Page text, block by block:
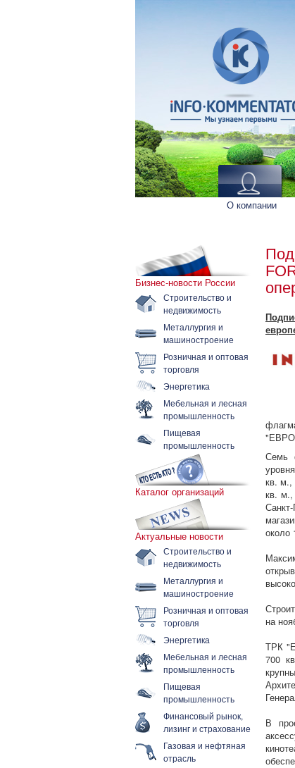
О компании
Бизнес-новости России
Строительство и
недвижимость
Металлургия и
машиностроение
Розничная и оптовая
торговля
Энергетика
Мебельная и лесная
промышленность
Пищевая
промышленность
Каталог организаций
Актуальные новости
Строительство и
недвижимость
Металлургия и
машиностроение
Розничная и оптовая
торговля
Энергетика
Мебельная и лесная
промышленность
Пищевая
промышленность
Финансовый рынок,
лизинг и страхование
Газовая и нефтяная
отрасль
Семь
кв. м.,
кв. м.,
на
ТРК
700
В